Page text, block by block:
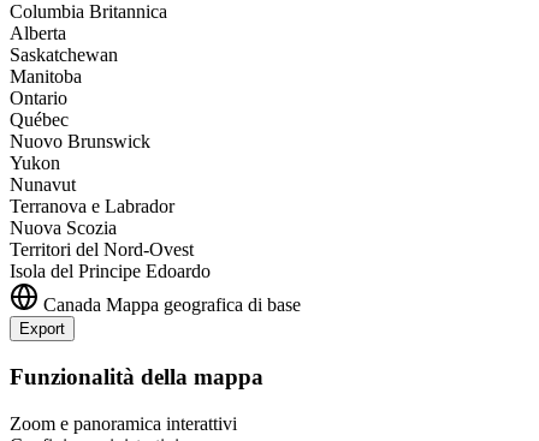
Columbia Britannica
Alberta
Saskatchewan
Manitoba
Ontario
Québec
Nuovo Brunswick
Yukon
Nunavut
Terranova e Labrador
Nuova Scozia
Territori del Nord-Ovest
Isola del Principe Edoardo
Canada Mappa geografica di base
Export
+
Funzionalità della mappa
Zoom e panoramica interattivi